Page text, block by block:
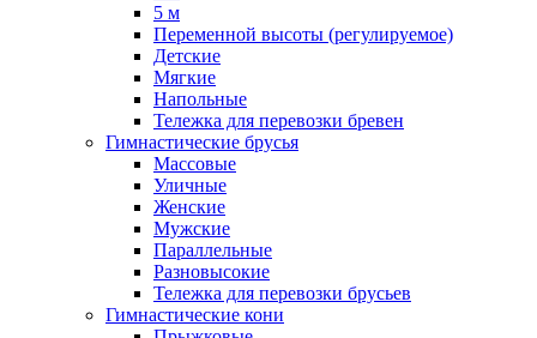
5 м
Переменной высоты (регулируемое)
Детские
Мягкие
Напольные
Тележка для перевозки бревен
Гимнастические брусья
Массовые
Уличные
Женские
Мужские
Параллельные
Разновысокие
Тележка для перевозки брусьев
Гимнастические кони